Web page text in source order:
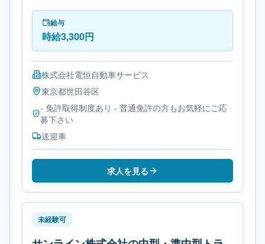
す。勤務時間は- シフト制です。必要免許は- 免許取得
制度ありです。
給与
時給3,300円
株式会社電恒自動車サービス
東京都世田谷区
- 免許取得制度あり - 普通免許の方もお気軽にご応
募下さい
送迎車
求人を見る
未経験可